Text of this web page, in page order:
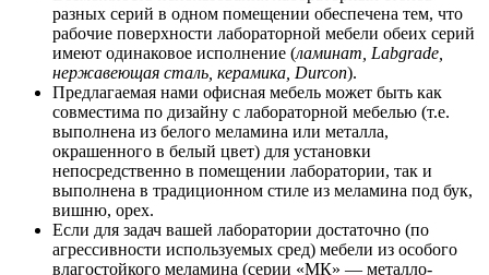
разных серий в одном помещении обеспечена тем, что
рабочие поверхности лабораторной мебели обеих серий
имеют одинаковое исполнение (ламинат, Labgrade,
нержавеющая сталь, керамика, Durcon).
Предлагаемая нами офисная мебель может быть как
совместима по дизайну с лабораторной мебелью (т.е.
выполнена из белого меламина или металла,
окрашенного в белый цвет) для установки
непосредственно в помещении лаборатории, так и
выполнена в традиционном стиле из меламина под бук,
вишню, орех.
Если для задач вашей лаборатории достаточно (по
агрессивности используемых сред) мебели из особого
влагостойкого меламина (серии «МК» — металло-